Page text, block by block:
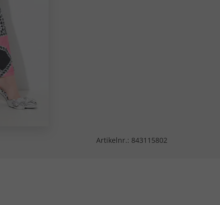
Artikelnr.: 843115802